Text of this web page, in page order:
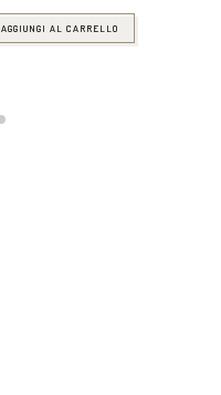
AGGIUNGI AL CARRELLO